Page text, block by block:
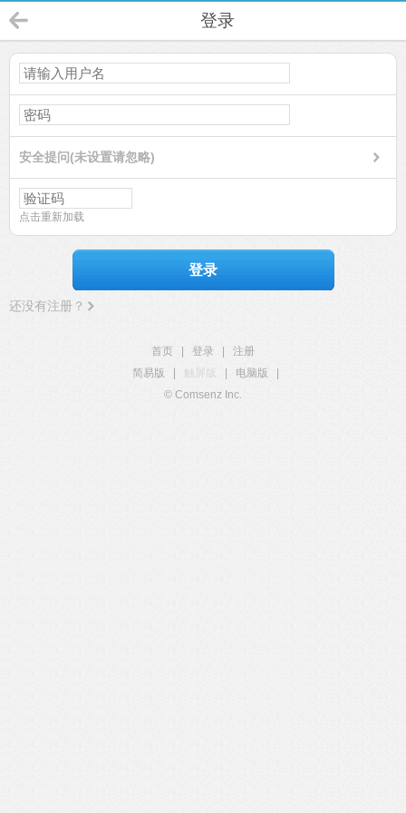
登录
安全提问(未设置请忽略)
点击重新加载
登录
还没有注册？
首页 登录
注册
简易版
触屏版 电脑版
© Comsenz Inc.